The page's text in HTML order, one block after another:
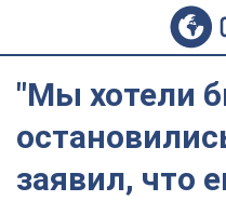
"Мы хотели
заявил, что